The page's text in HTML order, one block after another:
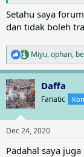
Setahu saya
dan tidak boleh
R
e
a
c
t
i
n
s
:
Miyu,ophan,
Daffa
Fanatic
Dec 24, 2020
Padahal saya